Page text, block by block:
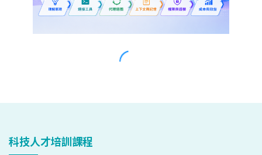
科技人才培訓課程